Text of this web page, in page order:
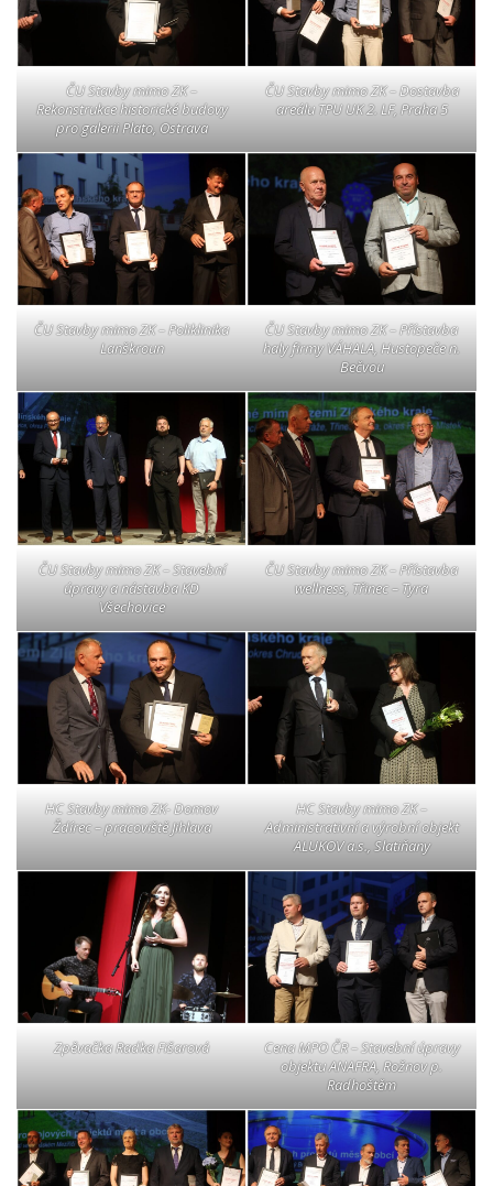
ČU Stavby mimo ZK –
Rekonstrukce historické budovy
pro galerii Plato, Ostrava
ČU Stavby mimo ZK – Dostavba
areálu TPU UK 2. LF, Praha 5
ČU Stavby mimo ZK – Poliklinika
Lanškroun
ČU Stavby mimo ZK – Přístavba
haly firmy VÁHALA, Hustopeče n.
Bečvou
ČU Stavby mimo ZK – Stavební
úpravy a nástavba KD
Všechovice
ČU Stavby mimo ZK – Přístavba
wellness, Třinec – Tyra
HC Stavby mimo ZK- Domov
Ždírec – pracoviště Jihlava
HC Stavby mimo ZK –
Administrativní a výrobní objekt
ALUKOV a.s., Slatiňany
Zpěvačka Radka Fišarová
Cena MPO ČR – Stavební úpravy
objektu ANAFRA, Rožnov p.
Radhoštěm